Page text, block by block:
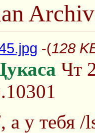
-(128
Чт
а у тебя